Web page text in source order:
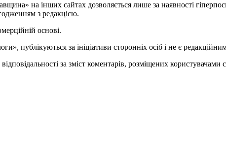
на інших сайтах дозволяється лише за наявності
з редакцією.
основі.
публікуються за ініціативи сторонніх осіб і не є
за зміст коментарів, розміщених користувачами